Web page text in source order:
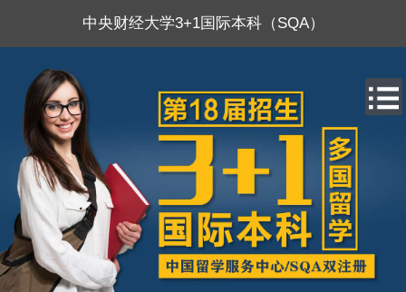
中央财经大学3+1国际本科（SQA）